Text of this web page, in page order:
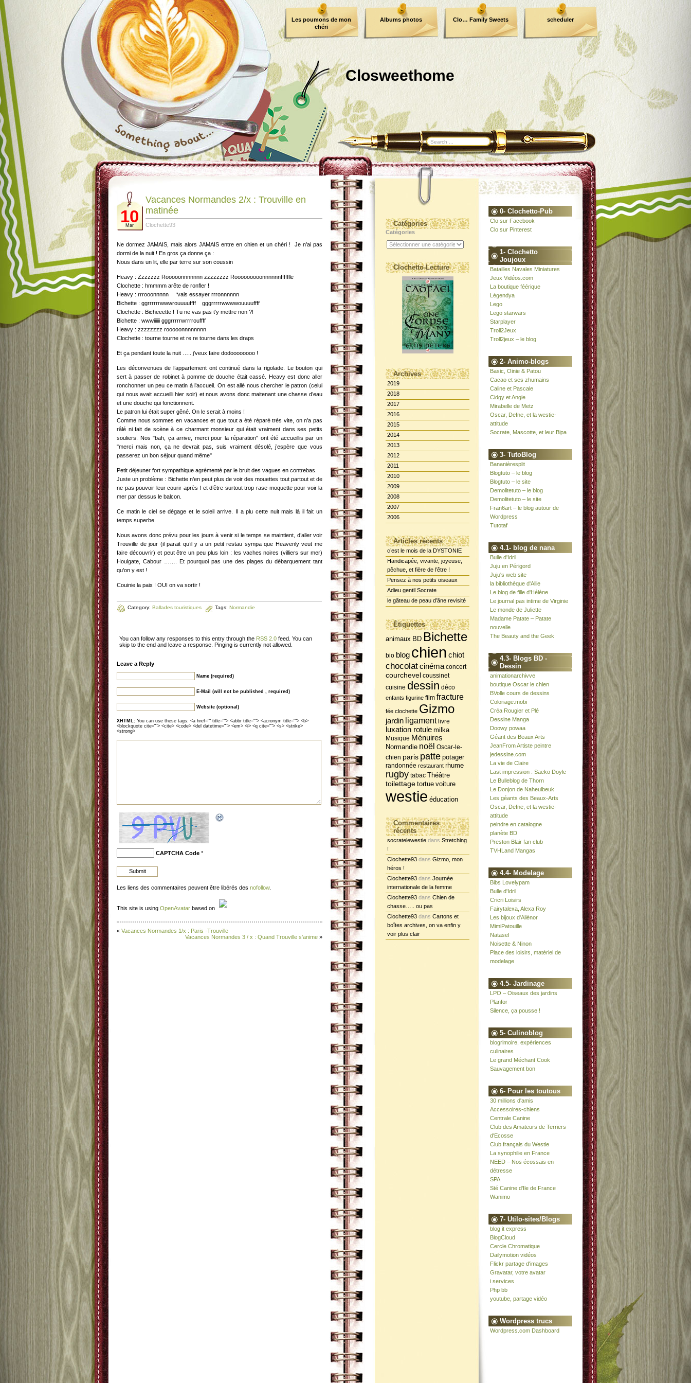
Closweethome
Les poumons de mon
chéri
Albums photos Clo… Family Sweets scheduler
Catégories
Catégories
Clochetto-Lecture
Archives
2019
2018
2017
2016
2015
2014
2013
2012
2011
2010
2009
2008
2007
2006
Articles récents
c’est le mois de la DYSTONIE
Handicapée, vivante, joyeuse,
pêchue, et fière de l’être !
Pensez à nos petits oiseaux
Adieu gentil Socrate
le gâteau de peau d’âne revisité
Étiquettes
animaux BD Bichette
bio blog chien chiot
chocolatcinéma concert
courchevel coussinet
cuisine dessin déco
enfants figurine film fracture
fée clochette Gizmo
jardin ligament livre
luxation rotule milka
Musique Ménuires
Normandie noël Oscar-le-
chien paris patte potager
randonnée restaurant rhume
rugby tabac Théâtre
toilettage tortue voiture
westie éducation
Commentaires
récents
socratelewestie dans Stretching
!
Clochette93 dans Gizmo, mon
héros !
Clochette93 dans Journée
internationale de la femme
Clochette93 dans Chien de
chasse….. ou pas
Clochette93 dans Cartons et
boîtes archives, on va enfin y
voir plus clair
0- Clochetto-Pub
Clo sur Facebook
Clo sur Pinterest
1- Clochetto
Joujoux
Batailles Navales Miniatures
Jeux Vidéos.com
La boutique féérique
Légendya
Lego
Lego starwars
Starplayer
Troll2Jeux
Troll2jeux – le blog
2- Animo-blogs
Basic, Oinie & Patou
Cacao et ses zhumains
Caline et Pascale
Cidgy et Angie
Mirabelle de Metz
Oscar, Defne, et la westie-
attitude
Socrate, Mascotte, et leur Bipa
3- TutoBlog
Bananièresplit
Blogtuto – le blog
Blogtuto – le site
Demolitetuto – le blog
Demolitetuto – le site
Fran6art – le blog autour de
Wordpress
Tutotaf
4.1- blog de nana
Bulle d'Idril
Juju en Périgord
Juju's web site
la bibliothèque d'Allie
Le blog de fille d'Hélène
Le journal pas intime de Virginie
Le monde de Juliette
Madame Patate – Patate
nouvelle
The Beauty and the Geek
4.3- Blogs BD -
Dessin
animationarchivve
boutique Oscar le chien
BVolle cours de dessins
Coloriage.mobi
Créa Rougier et Plé
Dessine Manga
Doowy powaa
Géant des Beaux Arts
JeanFrom Artiste peintre
jedessine.com
La vie de Claire
Last impression : Saeko Doyle
Le Bulleblog de Thorn
Le Donjon de Naheulbeuk
Les géants des Beaux-Arts
Oscar, Defne, et la westie-
attitude
peindre en catalogne
planète BD
Preston Blair fan club
TVHLand Mangas
4.4- Modelage
Bibs Lovelypam
Bulle d'Idril
Cricri Loisirs
Fairytalexa, Alexa Roy
Les bijoux d'Aliénor
MimiPatouille
Natasel
Noisette & Ninon
Place des loisirs, matériel de
modelage
4.5- Jardinage
LPO – Oiseaux des jardins
Planfor
Silence, ça pousse !
5- Culinoblog
blogrimoire, expériences
culinaires
Le grand Méchant Cook
Sauvagement bon
6- Pour les toutous
30 millions d'amis
Accessoires-chiens
Centrale Canine
Club des Amateurs de Terriers
d'Ecosse
Club français du Westie
La synophilie en France
NEED – Nos écossais en
détresse
SPA
Sté Canine d'Ile de France
Wanimo
7- Utilo-sites/Blogs
blog it express
BlogCloud
Cercle Chromatique
Dailymotion vidéos
Flickr partage d'images
Gravatar, votre avatar
i services
Php bb
youtube, partage vidéo
Wordpress trucs
Wordpress.com Dashboard
10
Mar
Vacances Normandes 2/x : Trouville en
matinée
Clochette93
Ne dormez JAMAIS, mais alors JAMAIS entre en chien et un chéri ! Je n’ai pas
dormi de la nuit ! En gros ça donne ça :
Nous dans un lit, elle par terre sur son coussin
Heavy : Zzzzzzz Rooooonnnnnnn zzzzzzzz Rooooooooonnnnnnffffflle
Clochette : hmmmm arête de ronfler !
Heavy : rrrooonnnnn ‘vais essayer rrronnnnnn
Bichette : ggrrrrrrwwwrouuuuffff gggrrrrrwwwwouuuuffff
Clochette : Bicheeette ! Tu ne vas pas t’y mettre non ?!
Bichette : wwwiiiiii gggrrrrrwrrrrouffff
Heavy : zzzzzzzz rooooonnnnnnnn
Clochette : tourne tourne et re re tourne dans les draps
Et ça pendant toute la nuit ….. j’veux faire dodoooooooo !
Les déconvenues de l’appartement ont continué dans la rigolade. Le bouton qui
sert à passer de robinet à pomme de douche était cassé. Heavy est donc aller
ronchonner un peu ce matin à l’accueil. On est allé nous chercher le patron (celui
qui nous avait accueilli hier soir) et nous avons donc maitenant une chasse d’eau
et une douche qui fonctionnent.
Le patron lui était super gêné. On le serait à moins !
Comme nous sommes en vacances et que tout a été réparé très vite, on n’a pas
râlé ni fait de scène à ce charmant monsieur qui était vraiment dans ses petits
souliers. Nos "bah, ça arrive, merci pour la réparation" ont été accueillis par un
"merci mais non, ça ne devrait pas, suis vraiment désolé, j’espère que vous
passerez un bon séjour quand même"
Petit déjeuner fort sympathique agrémenté par le bruit des vagues en contrebas.
Juste un problème : Bichette n’en peut plus de voir des mouettes tout partout et de
ne pas pouvoir leur courir après ! et d’être surtout trop rase-moquette pour voir la
mer par dessus le balcon.
Ce matin le ciel se dégage et le soleil arrive. Il a plu cette nuit mais là il fait un
temps superbe.
Nous avons donc prévu pour les jours à venir si le temps se maintient, d’aller voir
Trouville de jour (il parait qu’il y a un petit restau sympa que Heavenly veut me
faire découvrir) et peut être un peu plus loin : les vaches noires (villiers sur mer)
Houlgate, Cabour ……. Et pourquoi pas une des plages du débarquement tant
qu’on y est !
Couinie la paix ! OUI on va sortir !
Category: Ballades touristiques Tags: Normandie
You can follow any responses to this entry through the RSS 2.0 feed. You can
skip to the end and leave a response. Pinging is currently not allowed.
Leave a Reply
Name (required)
E-Mail (will not be published , required)
Website (optional)
XHTML: You can use these tags: <a href="" title=""> <abbr title=""> <acronym title=""> <b>
<blockquote cite=""> <cite> <code> <del datetime=""> <em> <i> <q cite=""> <s> <strike>
<strong>
CAPTCHA Code *
Les liens des commentaires peuvent être libérés des nofollow.
This site is using OpenAvatar based on
« Vacances Normandes 1/x : Paris -Trouville
Vacances Normandes 3 / x : Quand Trouville s’anime »